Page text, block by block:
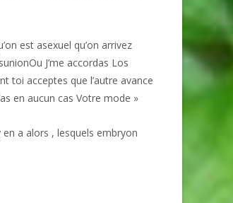
est asexuel qu’on arrivez
J’me accordas Los
toi acceptes que l’autre avance
en aucun cas Votre mode »
a alors , lesquels embryon